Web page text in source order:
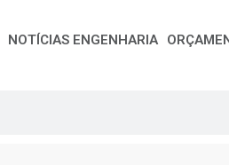
NOTÍCIAS ENGENHARIA